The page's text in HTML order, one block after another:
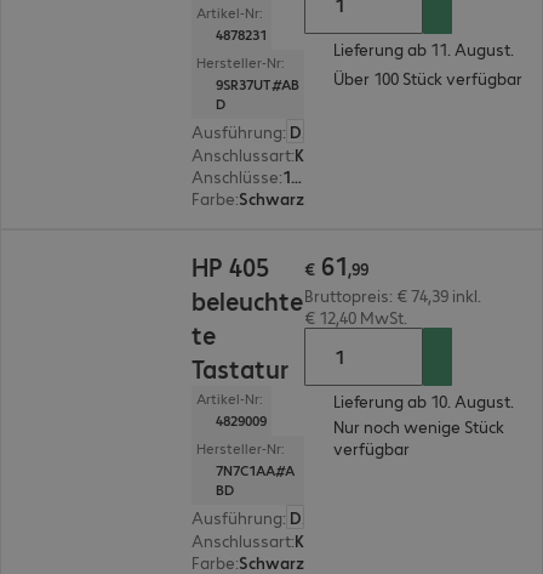
Artikel-Nr:
4878231
Hersteller-Nr:
9SR37UT#AB
D
Ausführung:
Anschlussart:
Anschlüsse: 1 x USB Typ A
Farbe:Schwarz
Lieferung ab 11. August.
Über 100 Stück verfügbar
HP 405
beleuchte
te
Tastatur
Artikel-Nr:
4829009
Hersteller-Nr:
7N7C1AA#A
BD
Ausführung:
Anschlussart:
Farbe:Schwarz
€ 61,99
Bruttopreis: € 74,39 inkl.
€ 12,40 MwSt.
Lieferung ab 10. August.
Nur noch wenige Stück
verfügbar